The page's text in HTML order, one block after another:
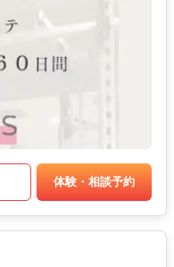
体験・相談予約